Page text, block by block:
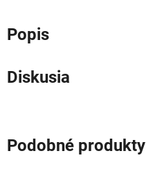
Popis
Diskusia
Podobné produkty